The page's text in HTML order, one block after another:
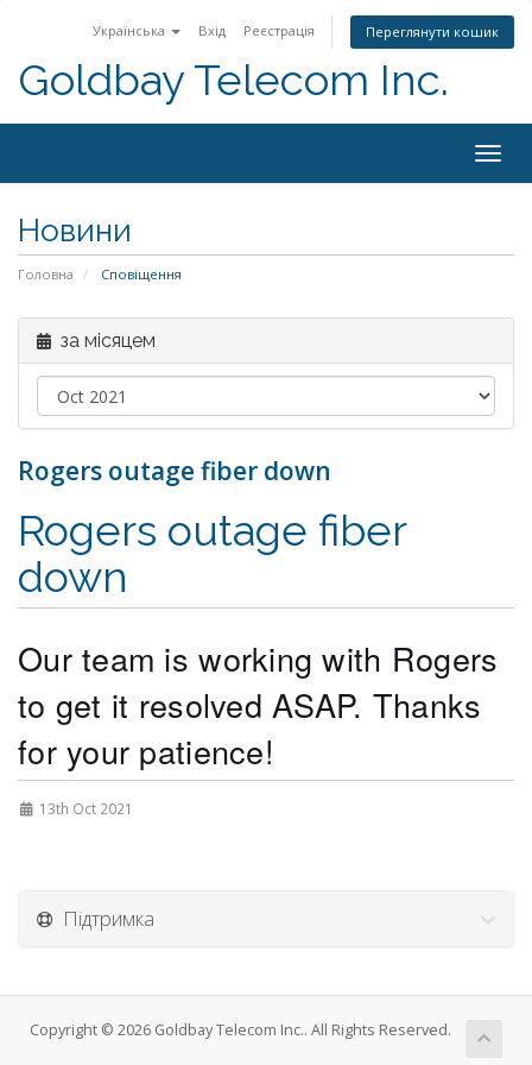
Українська Вхід Реєстрація Переглянути кошик
Goldbay Telecom Inc.
Новини
Головна Сповіщення
за місяцем
Rogers outage fiber down
Rogers outage fiber
down
Our team is working with Rogers
to get it resolved ASAP. Thanks
for your patience!
13th Oct 2021
Підтримка
Copyright © 2026 Goldbay Telecom Inc.. All Rights Reserved.